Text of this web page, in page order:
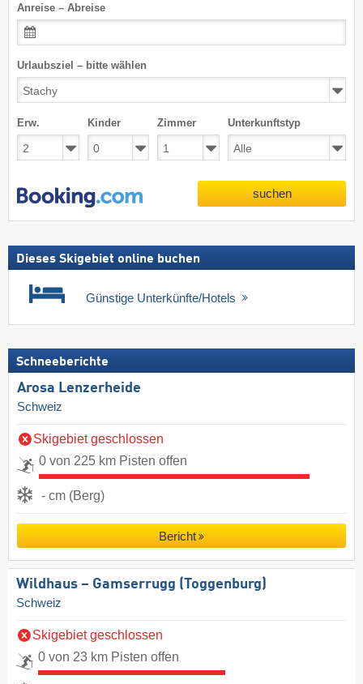
Anreise – Abreise
Urlaubsziel – bitte wählen
Erw. Kinder Zimmer Unterkunftstyp
suchen
Dieses Skigebiet online buchen
Günstige Unterkünfte/Hotels
Schneeberichte
Arosa Lenzerheide
Schweiz
Skigebiet geschlossen
0 von 225 km Pisten offen
- cm (Berg)
Bericht
Wildhaus – Gamserrugg (Toggenburg)
Schweiz
Skigebiet geschlossen
0 von 23 km Pisten offen